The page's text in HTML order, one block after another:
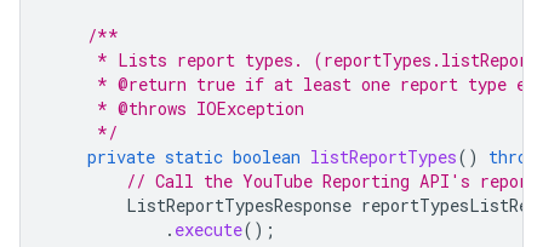
/**
* Lists report types.
* @return true if at least one report type
     * @throws IOException
     */
private static boolean listReportTypes()
// Call the YouTube Reporting API's
ListReportTypesResponse
. execute();